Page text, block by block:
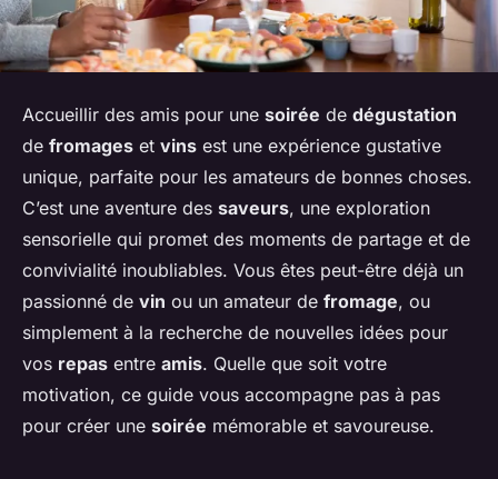
Accueillir des amis pour une soirée de dégustation
de fromages et vins est une expérience gustative
unique, parfaite pour les amateurs de bonnes choses.
C’est une aventure des saveurs, une exploration
sensorielle qui promet des moments de partage et de
convivialité inoubliables. Vous êtes peut-être déjà un
passionné de vin ou un amateur de fromage, ou
simplement à la recherche de nouvelles idées pour
vos repas entre amis. Quelle que soit votre
motivation, ce guide vous accompagne pas à pas
pour créer une soirée mémorable et savoureuse.